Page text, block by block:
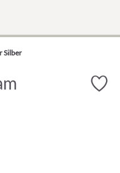
Silber